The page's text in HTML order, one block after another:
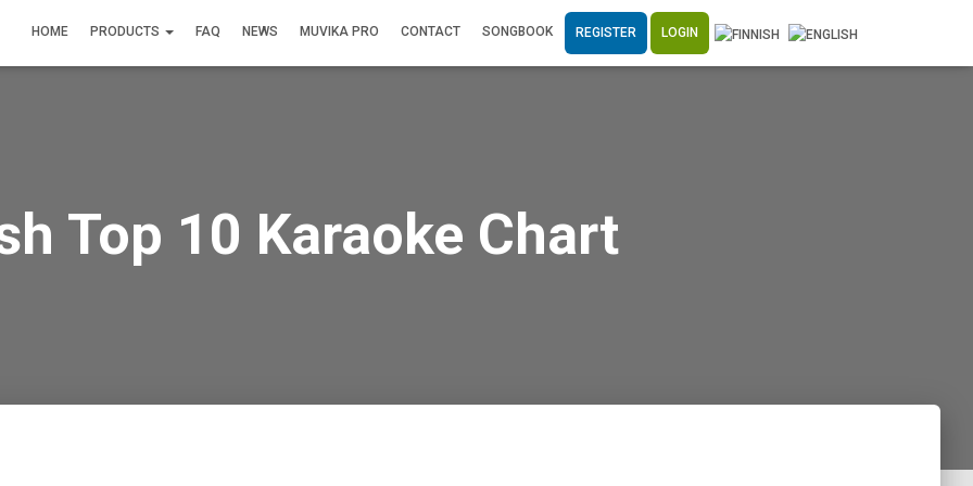
HOME PRODUCTS FAQ NEWS MUVIKA PRO CONTACT SONGBOOK REGISTER LOGIN
Top 10 Karaoke Chart